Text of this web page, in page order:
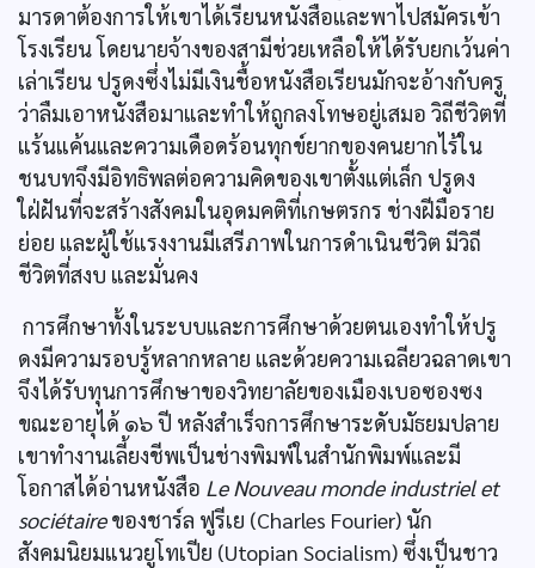
มารดาต้องการให้เขาได้เรียนหนังสือและพาไปสมัครเข้า
โรงเรียน โดยนายจ้างของสามีช่วยเหลือให้ได้รับยกเว้นค่า
เล่าเรียน ปรูดงซึ่งไม่มีเงินชื้อหนังสือเรียนมักจะอ้างกับครู
ว่าลืมเอาหนังสือมาและทำให้ถูกลงโทษอยู่เสมอ วิถีชีวิตที่
แร้นแค้นและความเดือดร้อนทุกข์ยากของคนยากไร้ใน
ชนบทจึงมีอิทธิพลต่อความคิดของเขาตั้งแต่เล็ก ปรูดง
ใฝ่ฝันที่จะสร้างสังคมในอุดมคติที่เกษตรกร ช่างฝีมือราย
ย่อย และผู้ใช้แรงงานมีเสรีภาพในการดำเนินชีวิต มีวิถี
ชีวิตที่สงบ และมั่นคง
การศึกษาทั้งในระบบและการศึกษาด้วยตนเองทำให้ปรู
ดงมีความรอบรู้หลากหลาย และด้วยความเฉลียวฉลาดเขา
จึงได้รับทุนการศึกษาของวิทยาลัยของเมืองเบอซองซง
ขณะอายุได้ ๑๖ ปี หลังสำเร็จการศึกษาระดับมัธยมปลาย
เขาทำงานเลี้ยงชีพเป็นช่างพิมพ์ในสำนักพิมพ์และมี
โอกาสได้อ่านหนังสือ Le Nouveau monde industriel et
sociétaireของชาร์ล ฟูรีเย (Charles Fourier) นัก
สังคมนิยมแนวยูโทเปีย (Utopian Socialism) ซึ่งเป็นชาว